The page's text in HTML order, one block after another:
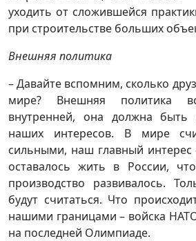
уходить от сложившейся
при строительстве больших
Внешняя политика
– Давайте вспомним, сколько
мире? Внешняя политика
внутренней, она должна
наших интересов. В мире
сильными, наш главный интерес
оставалось жить в России,
производство развивалось.
будут считаться. Что
нашими границами – войска
на последней Олимпиаде.